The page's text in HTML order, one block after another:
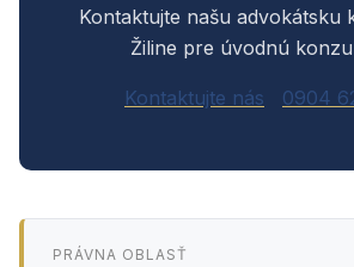
Kontaktujte našu advokátsku
Žiline pre úvodnú
Kontaktujte nás 0904
PRÁVNA OBLASŤ